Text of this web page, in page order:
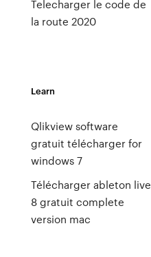
Telecharger le code de
la route 2020
Learn
Qlikview software
gratuit télécharger for
windows 7
Télécharger ableton live
8 gratuit complete
version mac